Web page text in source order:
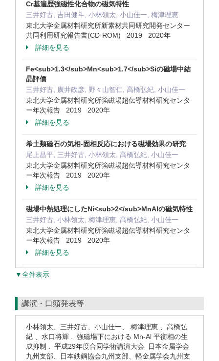
Cr基遍歴強磁性化合物の磁気特性
三井好古, 吉田健斗, 小林領太, 小山佳一, 梅津理恵
東北大学金属材料研究所新素材共同研究開発センター
共同利用研究報告書(CD-ROM) 2019 2020年
詳細を見る
Fe<sub>1.3</sub>Mn<sub>1.7</sub>Siの磁場中結
晶評価
三井好古, 廣井政彦, 野々山智仁, 高橋弘紀, 小山佳一
東北大学金属材料研究所強磁場超伝導材料研究センタ
ー年次報告 2019 2020年
詳細を見る
希土類磁石の気相-固相反応における磁場効果の研究
尾上昌平, 三井好古, 小林領太, 高橋弘紀, 小山佳一
東北大学金属材料研究所強磁場超伝導材料研究センタ
ー年次報告 2019 2020年
詳細を見る
磁場中熱処理にしたNi<sub>2</sub>MnAlの磁気特性
三井好古, 小林領太, 梅津理恵, 高橋弘紀, 小山佳一
東北大学金属材料研究所強磁場超伝導材料研究センタ
ー年次報告 2019 2020年
詳細を見る
▼全件表示
講演・口頭発表等
小林領太、三井好古、小山佳一、 梅津理恵 、高橋弘
紀 、水口将輝 . 強磁場下における Mn-Al 平衡相の生
成抑制 . 平成29年度合同学術講演大会 日本金属学会
九州支部、日本鉄鋼協会九州支部、軽金属学会九州支